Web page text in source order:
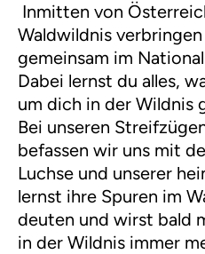
Inmitten von
Waldwildnis
gemeinsam im
Dabei lernst du alles,
um dich in der Wildnis
Bei unseren
befassen wir uns mit
Luchse und unserer
lernst ihre Spuren im
deuten und wirst bald
in der Wildnis immer